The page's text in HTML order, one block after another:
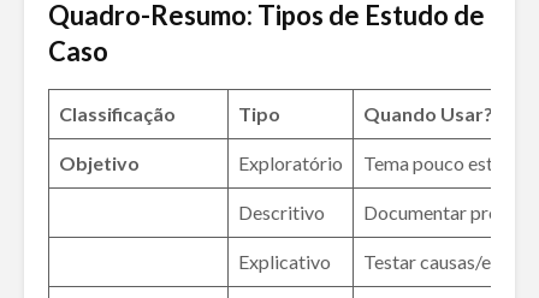
Quadro-Resumo: Tipos de Estudo de
Caso
Classificação Tipo Quando Usar?
Objetivo Exploratório Tema pouco
Descritivo Documentar
Explicativo Testar causas/efeitos